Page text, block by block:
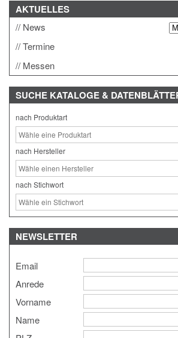
AKTUELLES
News
Termine
Messen
SUCHE KATALOGE &
nach Produktart
nach Hersteller
nach Stichwort
NEWSLETTER
Email
Anrede
Vorname
Name